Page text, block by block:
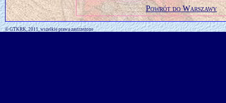
Powrót do Warszawy
© GTKRK, 2011, wszelkie prawa zastrzeżone